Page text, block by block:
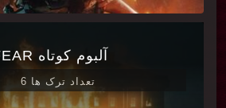
آلبوم کوتاه FEAR
تعداد ترک ها 6